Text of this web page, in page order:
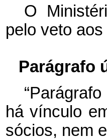
O
pelo veto
Parágrafo
há vínculo
sócios, nem